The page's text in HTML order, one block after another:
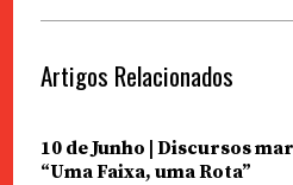
Artigos Relacionados
10 de Junho | Discursos
“Uma Faixa, uma Rota”